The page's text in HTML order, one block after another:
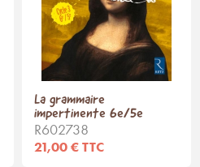
La grammaire
impertinente 6e/5e
R602738
21,00 € TTC